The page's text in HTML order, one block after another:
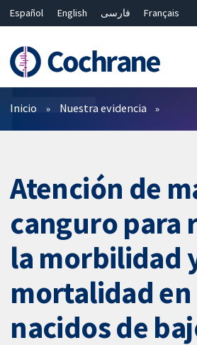
Español English فارسی
Français
Bahasa Malaysia
ไทย 繁體中文
Filtros
Inicio Nuestra evidencia
Atención de
canguro para
la morbilidad
mortalidad en
nacidos de